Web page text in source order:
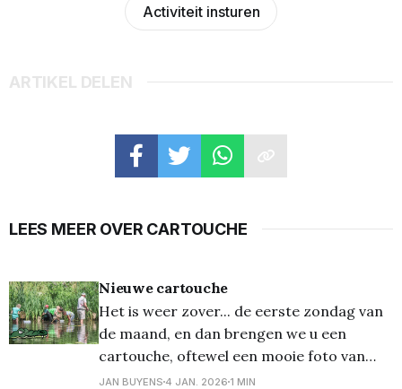
Activiteit insturen
ARTIKEL DELEN
LEES MEER OVER CARTOUCHE
Nieuwe cartouche
Het is weer zover... de eerste zondag van
de maand, en dan brengen we u een
cartouche, oftewel een mooie foto van
één van onze fotografen, waarmee
JAN BUYENS 4 JAN. 2026 1 MIN